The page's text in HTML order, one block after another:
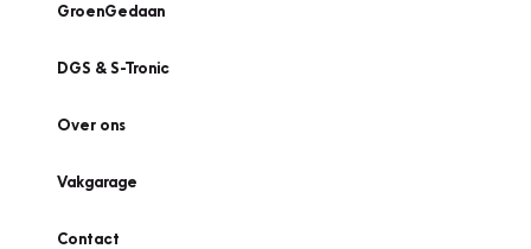
GroenGedaan
DGS & S-Tronic
Over ons
Vakgarage
Contact